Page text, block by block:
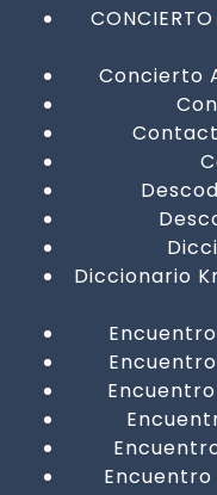
Concierto
Diccionario